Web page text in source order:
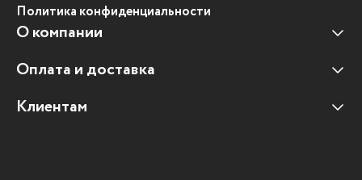
Политика конфиденциальности
О компании
Наши клиенты
Отзывы клиентов
Оплата и доставка
Оплата и доставка
Клиентам